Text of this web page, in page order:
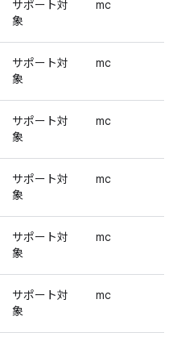
サポート対
象
mc
サポート対
象
mc
サポート対
象
mc
サポート対
象
mc
サポート対
象
mc
サポート対
象
mc